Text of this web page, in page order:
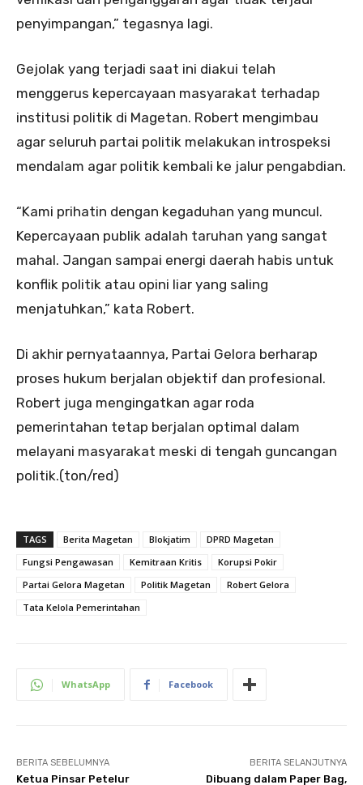
penyimpangan,” tegasnya lagi.
Gejolak yang terjadi saat ini diakui telah
menggerus kepercayaan masyarakat terhadap
institusi politik di Magetan. Robert mengimbau
agar seluruh partai politik melakukan introspeksi
mendalam agar politik kembali ke jalur pengabdian.
“Kami prihatin dengan kegaduhan yang muncul.
Kepercayaan publik adalah taruhan yang sangat
mahal. Jangan sampai energi daerah habis untuk
konflik politik atau opini liar yang saling
menjatuhkan,” kata Robert.
Di akhir pernyataannya, Partai Gelora berharap
proses hukum berjalan objektif dan profesional.
Robert juga mengingatkan agar roda
pemerintahan tetap berjalan optimal dalam
melayani masyarakat meski di tengah guncangan
politik.(ton/red)
TAGS Berita Magetan Blokjatim
DPRD Magetan
Fungsi Pengawasan
Kemitraan Kritis
Korupsi Pokir
Partai Gelora Magetan
Politik Magetan
Robert Gelora
Tata Kelola Pemerintahan
WhatsApp Facebook
BERITA SEBELUMNYA
Ketua Pinsar Petelur
BERITA SELANJUTNYA
Dibuang dalam Paper Bag,